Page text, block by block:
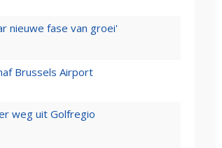
nieuwe fase van groei'
Brussels Airport
weg uit Golfregio